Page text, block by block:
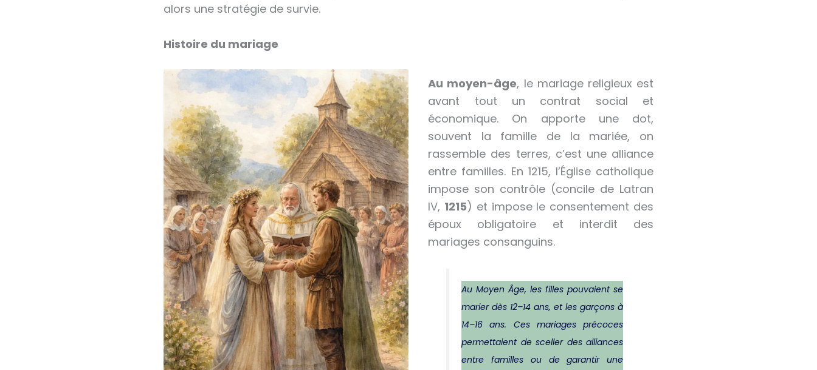
alors une stratégie de survie.
Histoire du mariage
Au moyen-âge, le mariage religieux est
avant tout un contrat social et
économique. On apporte une dot,
souvent la famille de la mariée, on
rassemble des terres, c’est une alliance
entre familles. En 1215, l’Église catholique
impose son contrôle (concile de Latran
IV, 1215) et impose le consentement des
époux obligatoire et interdit des
mariages consanguins.
Au Moyen Âge, les filles pouvaient se
marier dès 12–14 ans, et les garçons à
14–16 ans. Ces mariages précoces
permettaient de sceller des alliances
entre familles ou de garantir une